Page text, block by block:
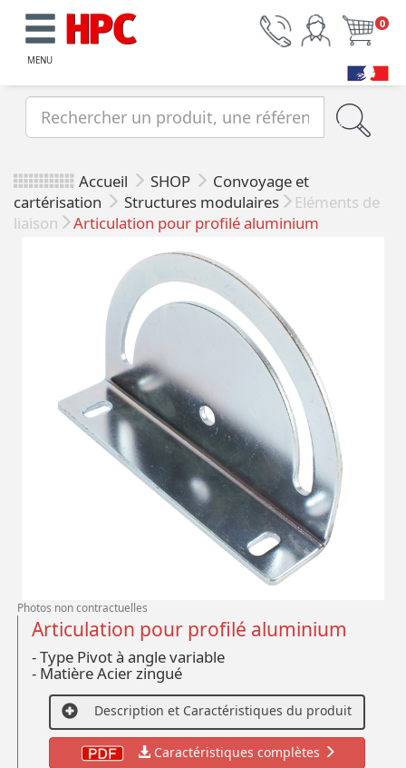
MENU
0
Accueil SHOP
Convoyage et
cartérisation
Structures modulaires
Eléments de
liaison
Articulation pour profilé aluminium
Photos non contractuelles
Articulation pour profilé aluminium
- Type Pivot à angle variable
- Matière Acier zingué
Description et Caractéristiques du produit
Caractéristiques complètes